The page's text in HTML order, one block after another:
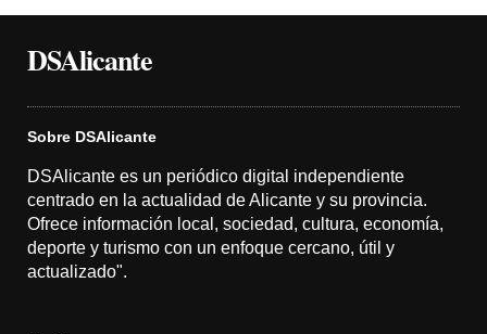
DSAlicante
Sobre DSAlicante
DSAlicante es un periódico digital independiente
centrado en la actualidad de Alicante y su provincia.
Ofrece información local, sociedad, cultura, economía,
deporte y turismo con un enfoque cercano, útil y
actualizado".